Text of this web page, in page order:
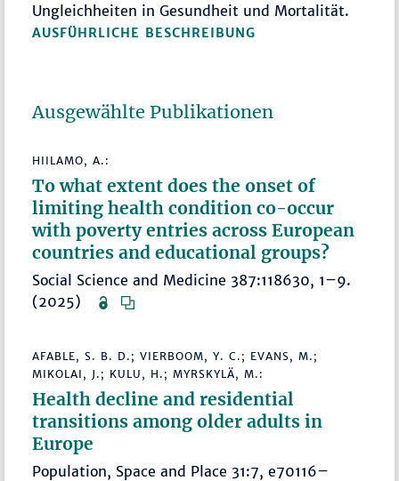
Ungleichheiten in Gesundheit und Mortalität.
AUSFÜHRLICHE BESCHREIBUNG
Ausgewählte Publikationen
HIILAMO, A.:
To what extent does the onset of
limiting health condition co-occur
with poverty entries across European
countries and educational groups?
Social Science and Medicine 387:118630, 1–9.
(2025)
AFABLE, S. B. D.; VIERBOOM, Y. C.; EVANS, M.;
MIKOLAI, J.; KULU, H.; MYRSKYLÄ, M.:
Health decline and residential
transitions among older adults in
Europe
Population, Space and Place 31:7, e70116–